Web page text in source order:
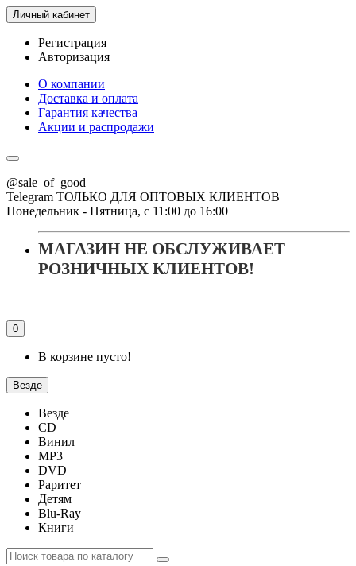
Личный кабинет
Регистрация
Авторизация
О компании
Доставка и оплата
Гарантия качества
Акции и распродажи
@sale_of_good
Telegram ТОЛЬКО ДЛЯ ОПТОВЫХ КЛИЕНТОВ
Понедельник - Пятница, с 11:00 до 16:00
МАГАЗИН НЕ ОБСЛУЖИВАЕТ
РОЗНИЧНЫХ КЛИЕНТОВ!
0
В корзине пусто!
Везде
Везде
CD
Винил
MP3
DVD
Раритет
Детям
Blu-Ray
Книги